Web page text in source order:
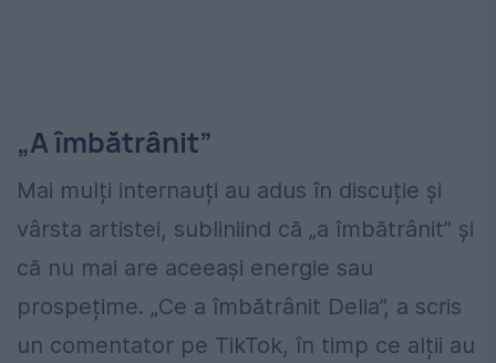
„A îmbătrânit”
Mai mulți internauți au adus în discuție și
vârsta artistei, subliniind că „a îmbătrânit” și
că nu mai are aceeași energie sau
prospețime. „Ce a îmbătrânit Delia”, a scris
un comentator pe TikTok, în timp ce alții au